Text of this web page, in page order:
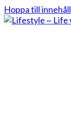
Hoppa till innehåll